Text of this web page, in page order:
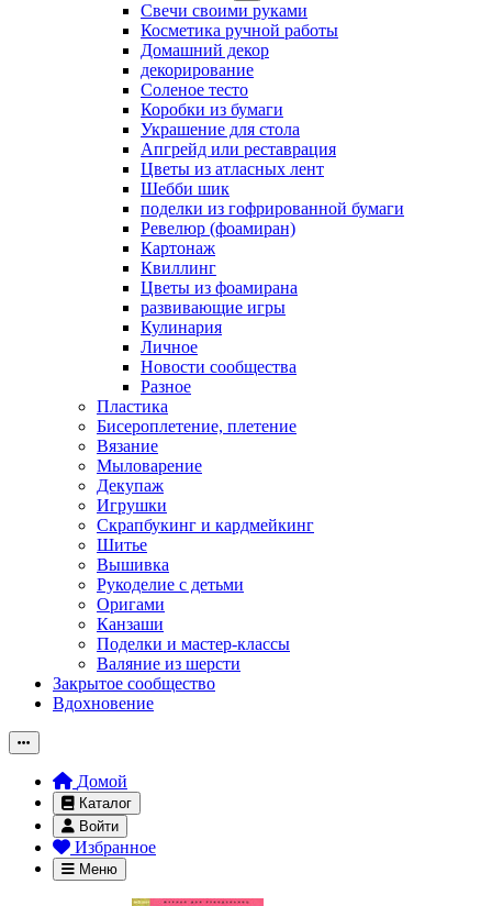
Свечи своими руками
Косметика ручной работы
Домашний декор
декорирование
Соленое тесто
Коробки из бумаги
Украшение для стола
Апгрейд или реставрация
Цветы из атласных лент
Шебби шик
поделки из гофрированной бумаги
Ревелюр (фоамиран)
Картонаж
Квиллинг
Цветы из фоамирана
развивающие игры
Кулинария
Личное
Новости сообщества
Разное
Пластика
Бисероплетение, плетение
Вязание
Мыловарение
Декупаж
Игрушки
Скрапбукинг и кардмейкинг
Шитье
Вышивка
Рукоделие с детьми
Оригами
Канзаши
Поделки и мастер-классы
Валяние из шерсти
Закрытое сообщество
Вдохновение
Домой
Каталог
Войти
Избранное
Меню